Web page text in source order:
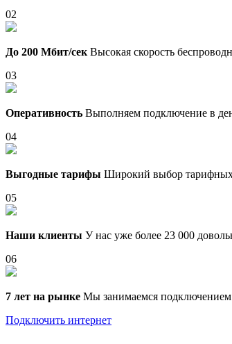
02
До 200 Мбит/сек Высокая скорость
03
Оперативность Выполняем подключение в
04
Выгодные тарифы Широкий выбор
05
Наши клиенты У нас уже более 23 000
06
7 лет на рынке Мы занимаемся подключением
Подключить интернет